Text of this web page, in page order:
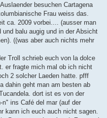
besuchen Cartagena
Frau weiss das.
ca. 2009 vorbei.... (ausser man
balu augig und in der Absicht
((was aber auch nichts mehr
Troll schrieb euch von la dolce
er fragte mich mal ob ich nicht
2 solcher Laeden hatte. pfff
dahin geht man am besten ab
dort ist es von der
ins Café del mar (auf der
kann ich euch auch nicht sagen.